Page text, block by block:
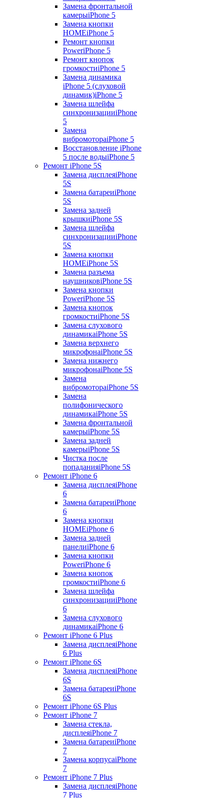
Замена фронтальной
камерыiPhone 5
Замена кнопки
HOMEiPhone 5
Ремонт кнопки
PoweriPhone 5
Ремонт кнопок
громкостиiPhone 5
Замена динамика
iPhone 5 (слуховой
динамик)iPhone 5
Замена шлейфа
синхронизацииiPhone
5
Замена
вибромотораiPhone 5
Восстановление iPhone
5 после водыiPhone 5
Ремонт iPhone 5S
Замена дисплеяiPhone
5S
Замена батареиiPhone
5S
Замена задней
крышкиiPhone 5S
Замена шлейфа
синхронизацииiPhone
5S
Замена кнопки
HOMEiPhone 5S
Замена разъема
наушниковiPhone 5S
Замена кнопки
PoweriPhone 5S
Замена кнопок
громкостиiPhone 5S
Замена слухового
динамикаiPhone 5S
Замена верхнего
микрофонаiPhone 5S
Замена нижнего
микрофонаiPhone 5S
Замена
вибромотораiPhone 5S
Замена
полифонического
динамикаiPhone 5S
Замена фронтальной
камерыiPhone 5S
Замена задней
камерыiPhone 5S
Чистка после
попаданияiPhone 5S
Ремонт iPhone 6
Замена дисплеяiPhone
6
Замена батареиiPhone
6
Замена кнопки
HOMEiPhone 6
Замена задней
панелиiPhone 6
Замена кнопки
PoweriPhone 6
Замена кнопок
громкостиiPhone 6
Замена шлейфа
синхронизацииiPhone
6
Замена слухового
динамикаiPhone 6
Ремонт iPhone 6 Plus
Замена дисплеяiPhone
6 Plus
Ремонт iPhone 6S
Замена дисплеяiPhone
6S
Замена батареиiPhone
6S
Ремонт iPhone 6S Plus
Ремонт iPhone 7
Замена стекла,
дисплеяiPhone 7
Замена батареиiPhone
7
Замена корпусаiPhone
7
Ремонт iPhone 7 Plus
Замена дисплеяiPhone
7 Plus